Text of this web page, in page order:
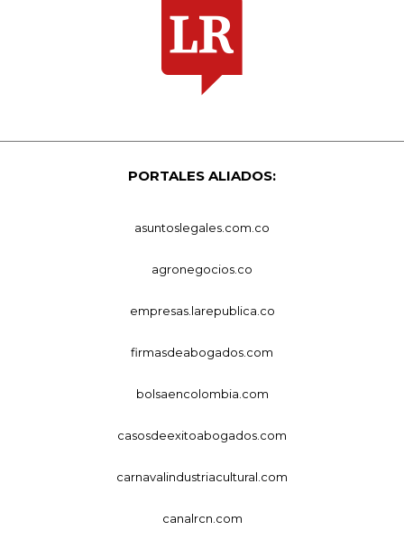
PORTALES ALIADOS:
asuntoslegales.com.co
agronegocios.co
empresas.larepublica.co
firmasdeabogados.com
bolsaencolombia.com
casosdeexitoabogados.com
carnavalindustriacultural.com
canalrcn.com